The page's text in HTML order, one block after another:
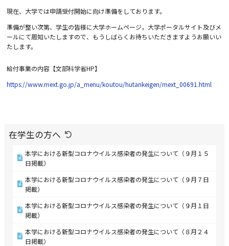
現在、大学では申請受付開始に向け準備をしております。
準備が整い次第、学生の皆様に大学ホームページ，大学ポータルサイト及びメ
ールにて周知いたしますので、もうしばらくお待ちいただきますようお願いい
たします。
給付事業の内容【文部科学省HP】
https://www.mext.go.jp/a_menu/koutou/hutankeigen/mext_00691.html
在学生の方へ
本学における新型コロナウイルス感染者の発生について（９月１５
日掲載）
本学における新型コロナウイルス感染者の発生について（９月７日
掲載）
本学における新型コロナウイルス感染者の発生について（９月１日
掲載）
本学における新型コロナウイルス感染者の発生について（８月２４
日掲載）